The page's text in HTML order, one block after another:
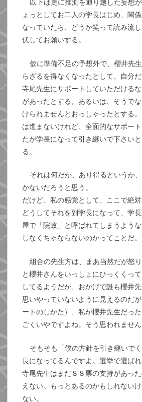
以下は更に推測を通り越した妄想
ょっとしてお二人の学長はじめ、関
なっていたら、どうか笑って読み流
伏してお願いする。
仮に準備不足の予想外で、櫻井先
らざるを得なくなったとして、自分
寺尾先生にサポートしていただける
があったとする。あるいは、そうで
けられませんとおっしゃったとする
は進まないけれど、全面的なサポー
たが学長になって引き継いで下さい
る。
それは何だか、あり得るというか
かないだろうと思う。
だけど、私の感覚として、ここで絶対
どうしてそれを副学長になって、学
屋で「院政」と呼ばれてしまうよう
しなくちゃならないのかってことだ。
組合の先生方は、まあ当然だが怒
と櫻井さんをいっしょにひっくくっ
してるようだが、おかげで誰も櫻井
思いやっていないように見えるのだ
ートのしかた）、私が櫻井先生だっ
ごくいやですよね。そう思われませ
そもそも「僕の方針を引き継いで
長になってるんですよ。選挙で選ばれ
寺尾先生はまだ８８票の支持があっ
えない。もっとあるのかもしれない
ない。